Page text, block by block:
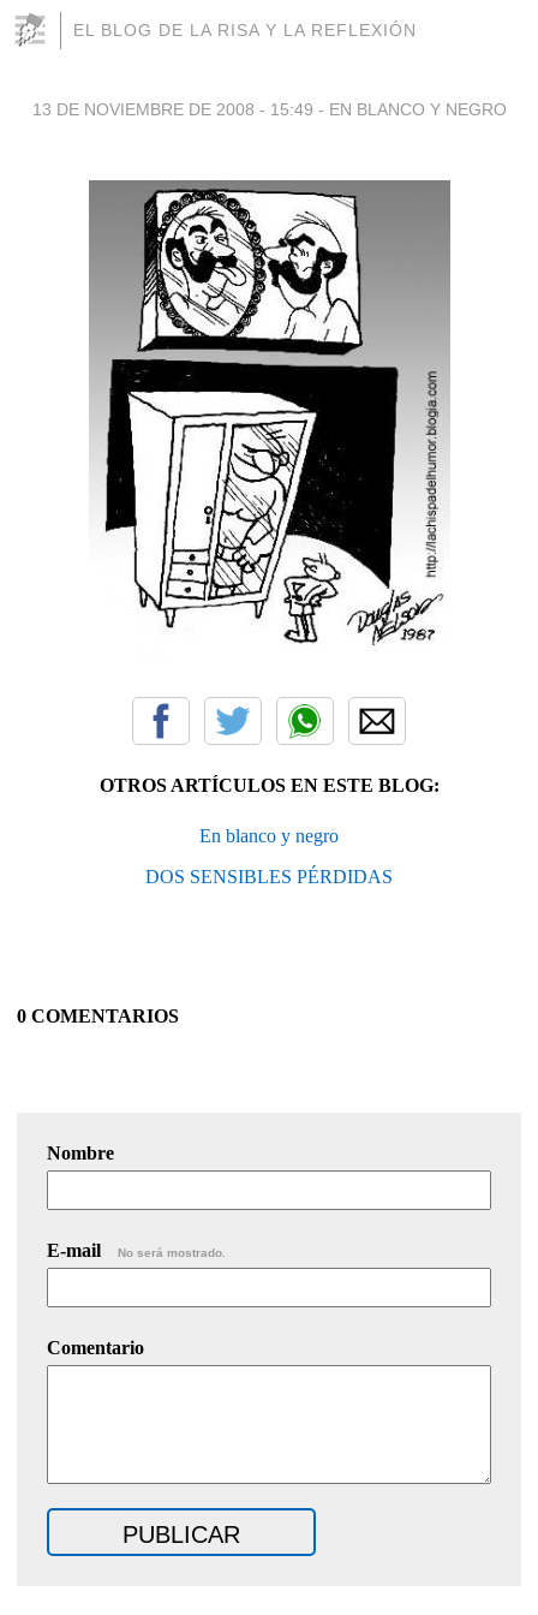
EL BLOG DE LA RISA Y LA REFLEXIÓN
13 DE NOVIEMBRE DE 2008 - 15:49 - EN BLANCO Y NEGRO
OTROS ARTÍCULOS EN ESTE BLOG:
En blanco y negro
DOS SENSIBLES PÉRDIDAS
0 COMENTARIOS
Nombre
E-mail No será mostrado.
Comentario